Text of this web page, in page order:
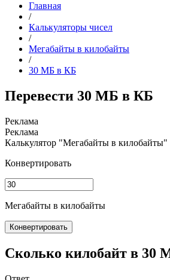
Главная
/
Калькуляторы чисел
/
Мегабайты в килобайты
/
30 МБ в КБ
Перевести 30 МБ в КБ
Калькулятор "Мегабайты в килобайты"
Конвертировать
Мегабайты в килобайты
Конвертировать
Сколько килобайт в 30